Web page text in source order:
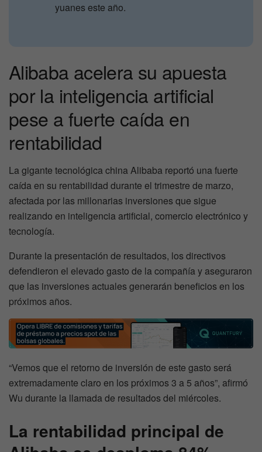
yuanes este año.
Alibaba acelera su apuesta
por la inteligencia artificial
pese a fuerte caída en
rentabilidad
La gigante tecnológica china Alibaba reportó una fuerte
caída en su rentabilidad durante el trimestre de marzo,
afectada por las millonarias inversiones que sigue
realizando en inteligencia artificial, comercio electrónico y
tecnología.
Durante la presentación de resultados, los directivos
defendieron el elevado gasto de la compañía y aseguraron
que las inversiones actuales generarán beneficios en los
próximos años.
“Vemos que el retorno de inversión de este gasto será
extremadamente claro en los próximos 3 a 5 años”, afirmó
Wu durante la llamada de resultados del miércoles.
La rentabilidad principal de